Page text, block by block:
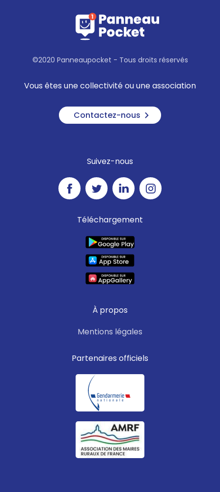
©2020 Panneaupocket - Tous droits réservés
Vous êtes une collectivité ou une association
Contactez-nous
Suivez-nous
Téléchargement
À propos
Mentions légales
Partenaires officiels